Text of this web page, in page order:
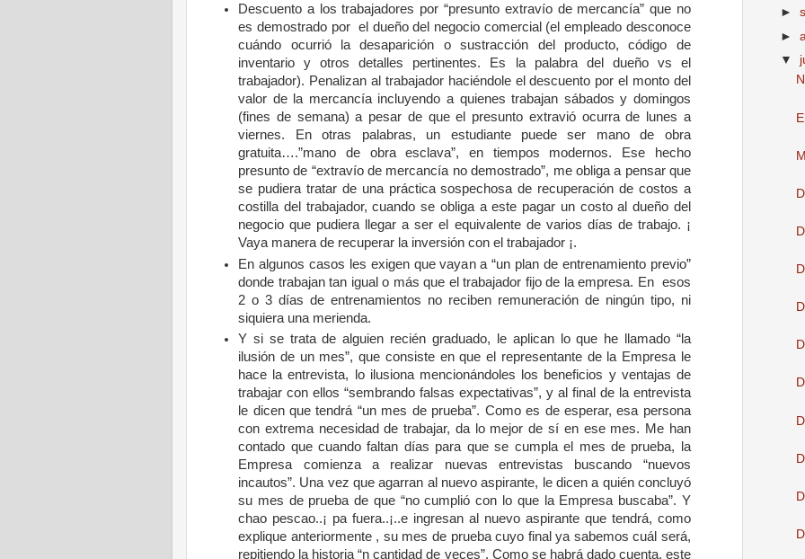
Descuento a los trabajadores por “presunto extravío de mercancía” que no
es demostrado por el dueño del negocio comercial (el empleado desconoce
cuándo ocurrió la desaparición o sustracción del producto, código de
inventario y otros detalles pertinentes. Es la palabra del dueño vs el
trabajador). Penalizan al trabajador haciéndole el descuento por el monto del
valor de la mercancía incluyendo a quienes trabajan sábados y domingos
(fines de semana) a pesar de que el presunto extravió ocurra de lunes a
viernes. En otras palabras, un estudiante puede ser mano de obra
gratuita….”mano de obra esclava”, en tiempos modernos. Ese hecho
presunto de “extravío de mercancía no demostrado”, me obliga a pensar que
se pudiera tratar de una práctica sospechosa de recuperación de costos a
costilla del trabajador, cuando se obliga a este pagar un costo al dueño del
negocio que pudiera llegar a ser el equivalente de varios días de trabajo. ¡
Vaya manera de recuperar la inversión con el trabajador ¡.
En algunos casos les exigen que vayan a “un plan de entrenamiento previo”
donde trabajan tan igual o más que el trabajador fijo de la empresa. En esos
2 o 3 días de entrenamientos no reciben remuneración de ningún tipo, ni
siquiera una merienda.
Y si se trata de alguien recién graduado, le aplican lo que he llamado “la
ilusión de un mes”, que consiste en que el representante de la Empresa le
hace la entrevista, lo ilusiona mencionándoles los beneficios y ventajas de
trabajar con ellos “sembrando falsas expectativas”, y al final de la entrevista
le dicen que tendrá “un mes de prueba”. Como es de esperar, esa persona
con extrema necesidad de trabajar, da lo mejor de sí en ese mes. Me han
contado que cuando faltan días para que se cumpla el mes de prueba, la
Empresa comienza a realizar nuevas entrevistas buscando “nuevos
incautos”. Una vez que agarran al nuevo aspirante, le dicen a quién concluyó
su mes de prueba de que “no cumplió con lo que la Empresa buscaba”. Y
chao pescao..¡ pa fuera..¡..e ingresan al nuevo aspirante que tendrá, como
explique anteriormente , su mes de prueba cuyo final ya sabemos cuál será,
repitiendo la historia “n cantidad de veces”. Como se habrá dado cuenta, este
►
►
▼